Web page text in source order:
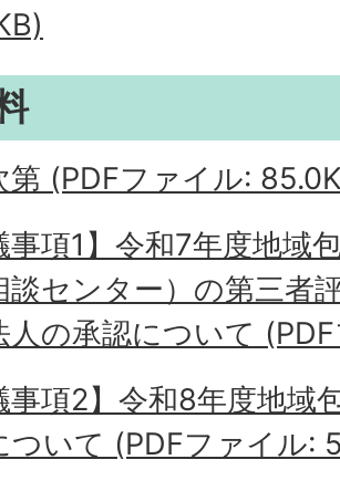
第 (PDFファイル:
事項1】令和7年度地域
談センター）の第三者
人の承認について
事項2】令和8年度地域
ついて (PDFファイル: